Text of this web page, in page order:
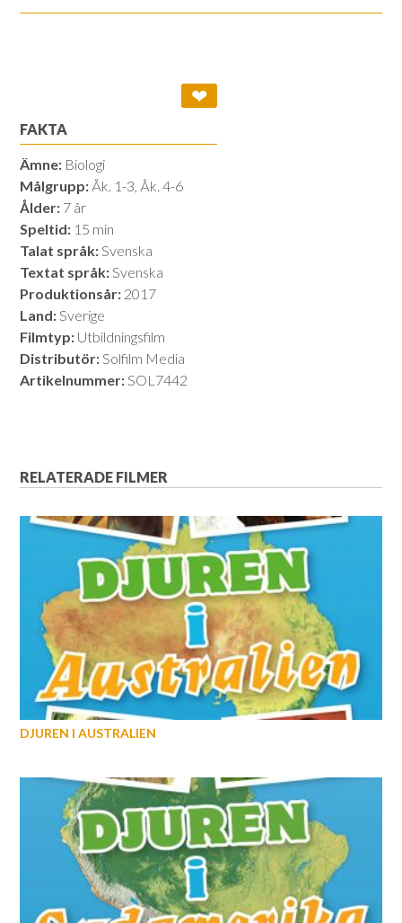
❤
FAKTA
Ämne: Biologi
Målgrupp: Åk. 1-3, Åk. 4-6
Ålder: 7 år
Speltid: 15 min
Talat språk:Svenska
Textat språk:Svenska
Produktionsår: 2017
Land:Sverige
Filmtyp: Utbildningsfilm
Distributör:Solfilm Media
Artikelnummer:SOL7442
RELATERADE FILMER
DJUREN I AUSTRALIEN